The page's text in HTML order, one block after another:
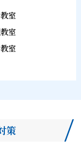
室
室
室
策